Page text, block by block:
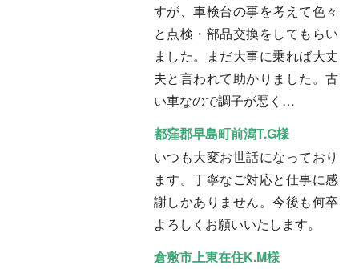
すが、車検台の事を考えて色々
と点検・部品交換をしてもらい
ました。まだ大事に乗れば大丈
夫と言われて助かりました。古
い車なので調子が悪く…
都窪郡早島町前潟T.G様
いつも大変お世話になっており
ます。丁寧なご対応と仕事に感
謝しかありません。今後も何卒
よろしくお願いいたします。
倉敷市上東在住K.M様